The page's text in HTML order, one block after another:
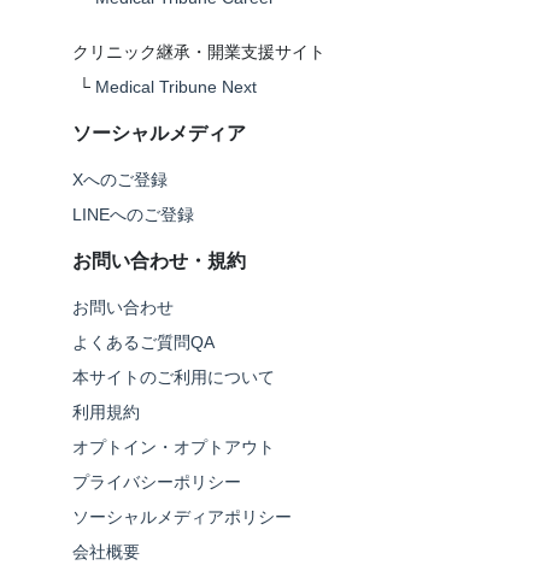
クリニック継承・開業支援サイト
└ Medical Tribune Next
ソーシャルメディア
Xへのご登録
LINEへのご登録
お問い合わせ・規約
お問い合わせ
よくあるご質問QA
本サイトのご利用について
利用規約
オプトイン・オプトアウト
プライバシーポリシー
ソーシャルメディアポリシー
会社概要